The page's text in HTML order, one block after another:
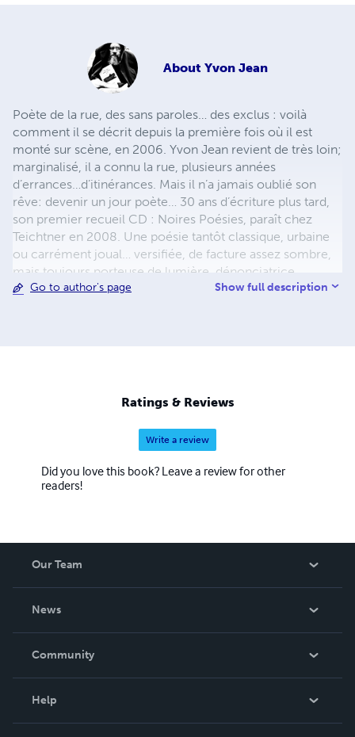
About Yvon Jean
Poète de la rue, des sans paroles… des exclus : voilà
comment il se décrit depuis la première fois où il est
monté sur scène, en 2006. Yvon Jean revient de très loin;
marginalisé, il a connu la rue, plusieurs années
d’errances…d’itinérances. Mais il n’a jamais oublié son
rêve: devenir un jour poète… 30 ans d’écriture plus tard,
son premier recueil CD : Noires Poésies, paraît chez
Teichtner en 2008. Une poésie tantôt classique, urbaine
ou carrément joual… versifiée, de facture assez sombre,
mais toujours porteuse de lumière, dénonciatrice,
donnant la parole aux exclus de ce monde. Il publie aussi
à 1000, 100 pages chacun, à suivre… Pour le public c’est
toujours un électrochoc, il entre comme en transe, se
sentant enfin vivre, exister.
Go to author's page Show full description
Ratings & Reviews
Write a review
Did you love this book? Leave a review for other
readers!
Our Team
News
In The News
Community
Help